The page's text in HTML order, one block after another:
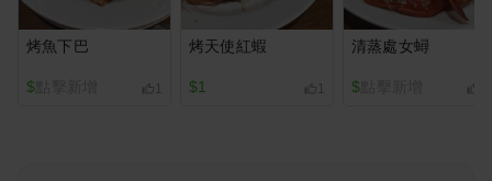
烤魚下巴
$ 1
烤天使紅蝦
$1 1
清蒸處女蟳
$